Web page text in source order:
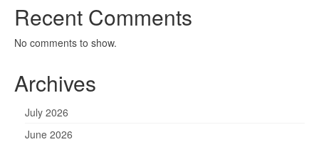
Recent Comments
No comments to show.
Archives
July 2026
June 2026